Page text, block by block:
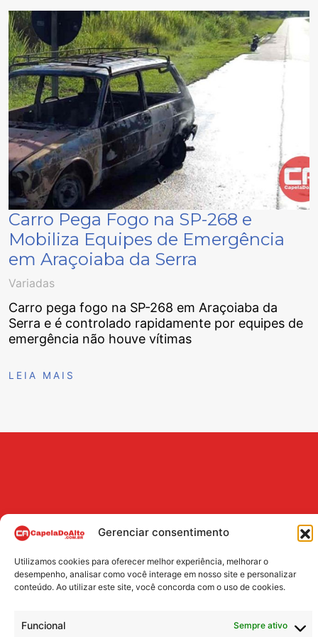
Gerenciar consentimento
Utilizamos cookies para oferecer melhor experiência, melhorar o
desempenho, analisar como você interage em nosso site e personalizar
conteúdo. Ao utilizar este site, você concorda com o uso de cookies.
Funcional Sempre ativo
Carro Pega Fogo na SP-268 e
Mobiliza Equipes de Emergência
em Araçoiaba da Serra
Variadas
Carro pega fogo na SP-268 em Araçoiaba da
Serra e é controlado rapidamente por equipes de
emergência não houve vítimas
LEIA MAIS
BUSCA
Search